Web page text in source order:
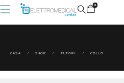
0
CASA SHOP TUTORI COLLO